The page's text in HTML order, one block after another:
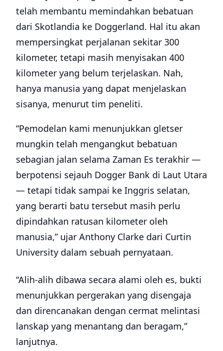
telah membantu memindahkan bebatuan
dari Skotlandia ke Doggerland. Hal itu akan
mempersingkat perjalanan sekitar 300
kilometer, tetapi masih menyisakan 400
kilometer yang belum terjelaskan. Nah,
hanya manusia yang dapat menjelaskan
sisanya, menurut tim peneliti.
“Pemodelan kami menunjukkan gletser
mungkin telah mengangkut bebatuan
sebagian jalan selama Zaman Es terakhir —
berpotensi sejauh Dogger Bank di Laut Utara
— tetapi tidak sampai ke Inggris selatan,
yang berarti batu tersebut masih perlu
dipindahkan ratusan kilometer oleh
manusia,” ujar Anthony Clarke dari Curtin
University dalam sebuah pernyataan.
“Alih-alih dibawa secara alami oleh es, bukti
menunjukkan pergerakan yang disengaja
dan direncanakan dengan cermat melintasi
lanskap yang menantang dan beragam,”
lanjutnya.